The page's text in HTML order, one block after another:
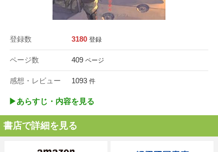
登録数 3180 登録
ページ数 409 ページ
感想・レビュー 1093 件
▶︎あらすじ・内容を見る
書店で詳細を見る